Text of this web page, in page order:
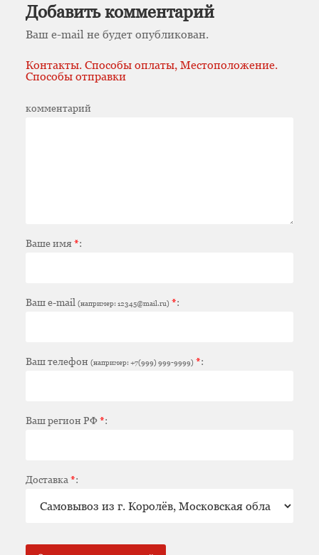
Добавить комментарий
Ваш e-mail не будет опубликован.
Контакты. Способы оплаты, Местоположение.
Способы отправки
комментарий
Ваше имя*:
Ваш e-mail (например: 12345@mail.ru) *:
Ваш телефон (например: +7(999) 999-9999) *:
Ваш регион РФ*:
Доставка *: